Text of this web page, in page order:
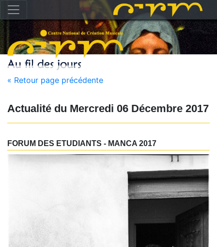
« Retour page précédente
Actualité du Mercredi 06 Décembre 2017
FORUM DES ETUDIANTS - MANCA 2017